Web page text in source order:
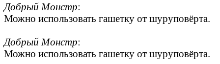
Добрый Монстр:
Можно использовать гашетку от шуруповёрта.
Добрый Монстр:
Можно использовать гашетку от шуруповёрта.